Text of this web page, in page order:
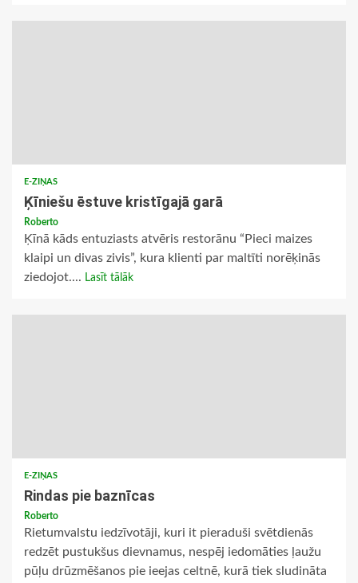
E-ZIŅAS
Ķīniešu ēstuve kristīgajā garā
Roberto
Ķīnā kāds entuziasts atvēris restorānu “Pieci maizes
klaipi un divas zivis”, kura klienti par maltīti norēķinās
ziedojot.... Lasīt tālāk
E-ZIŅAS
Rindas pie baznīcas
Roberto
Rietumvalstu iedzīvotāji, kuri it pieraduši svētdienās
redzēt pustukšus dievnamus, nespēj iedomāties ļaužu
pūļu drūzmēšanos pie ieejas celtnē, kurā tiek sludināta